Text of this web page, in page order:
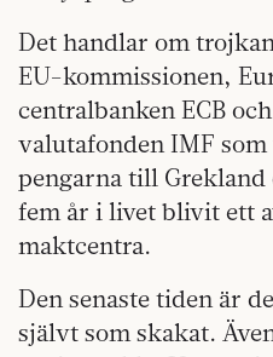
Det handlar om
EU-kommissionen,
centralbanken ECB
valutafonden IMF
pengarna till Grekland
fem år i livet blivit ett
maktcentra.
Den senaste tiden är
självt som skakat.